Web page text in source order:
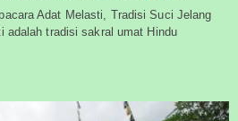
Adat Melasti, Tradisi Suci Jelang
adalah tradisi sakral umat Hindu